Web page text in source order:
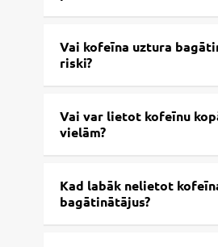
Vai kofeīna uztura
riski?
Vai var lietot kofeīnu
vielām?
Kad labāk nelietot
bagātinātājus?